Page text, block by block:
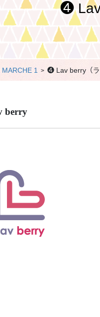
❹ Lav
1 ❹ Lav berry（ラ